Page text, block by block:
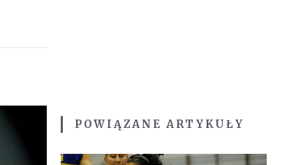
POWIĄZANE ARTYKUŁY